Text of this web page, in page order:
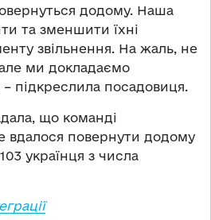
додому. Наша
та зменшити їхні
звільнення. На жаль, не
ми докладаємо
підкреслила посадовиця.
що команді
вдалося повернути додому
українця з числа